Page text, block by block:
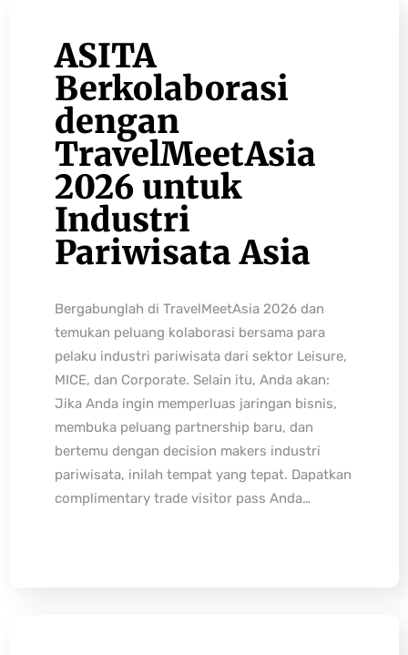
ASITA
Berkolaborasi
dengan
TravelMeetAsia
2026 untuk
Industri
Pariwisata Asia
Bergabunglah di TravelMeetAsia 2026 dan
temukan peluang kolaborasi bersama para
pelaku industri pariwisata dari sektor Leisure,
MICE, dan Corporate. Selain itu, Anda akan:
Jika Anda ingin memperluas jaringan bisnis,
membuka peluang partnership baru, dan
bertemu dengan decision makers industri
pariwisata, inilah tempat yang tepat. Dapatkan
complimentary trade visitor pass Anda…